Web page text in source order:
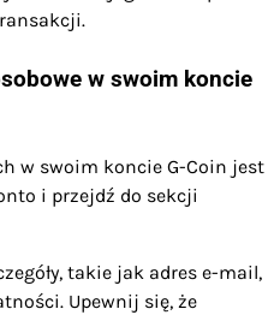
w swoim koncie
w swoim koncie G-Coin jest
i przejdź do sekcji
takie jak adres e-mail,
Upewnij się, że